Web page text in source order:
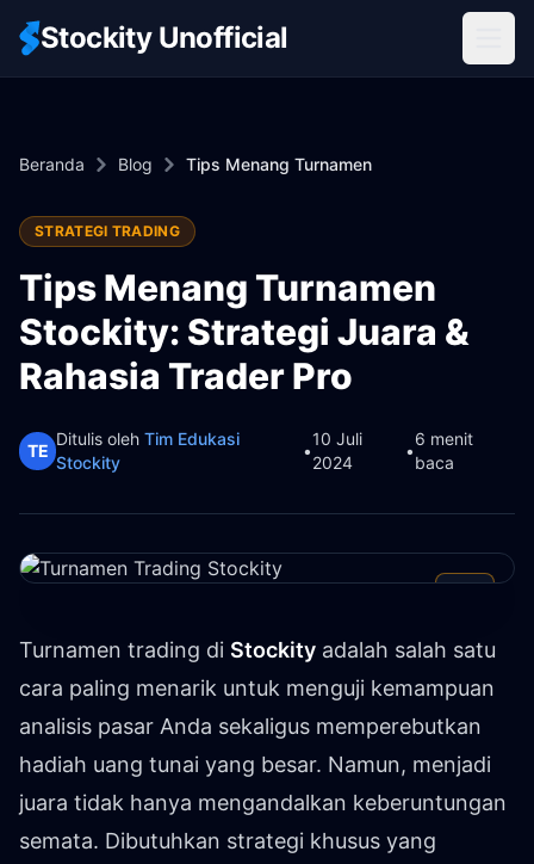
Stockity Unofficial
Beranda Blog Tips Menang Turnamen
STRATEGI TRADING
Tips Menang Turnamen
Stockity: Strategi Juara &
Rahasia Trader Pro
TE
Ditulis olehTim Edukasi
Stockity
•
10 Juli
2024
•
6 menit
baca
Turnamen trading di Stockity adalah salah satu
cara paling menarik untuk menguji kemampuan
analisis pasar Anda sekaligus memperebutkan
hadiah uang tunai yang besar. Namun, menjadi
juara tidak hanya mengandalkan keberuntungan
semata. Dibutuhkan strategi khusus yang